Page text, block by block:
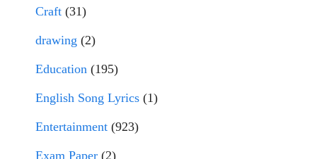
Craft (31)
drawing (2)
Education (195)
English Song Lyrics (1)
Entertainment (923)
Exam Paper (2)